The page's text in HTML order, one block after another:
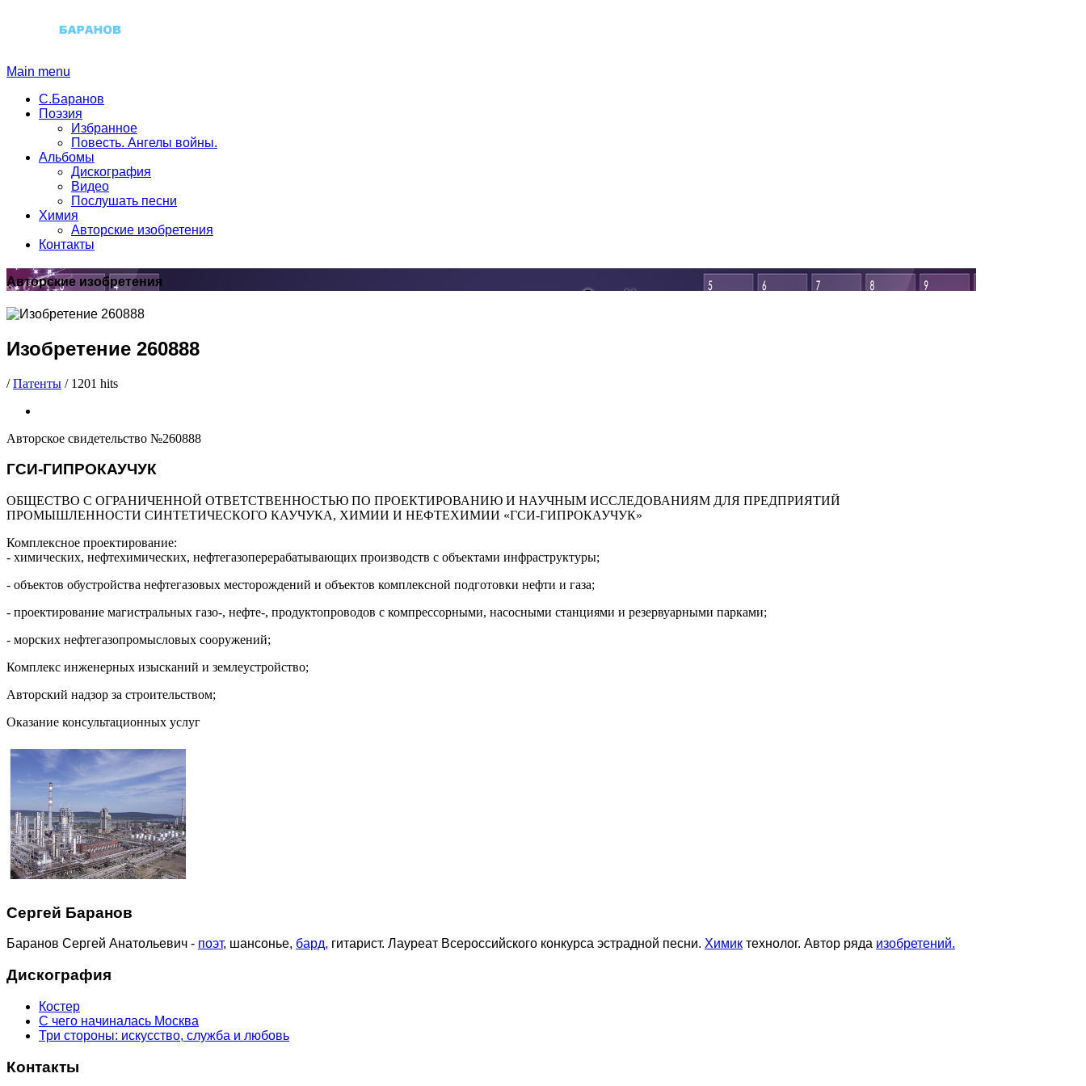
Main menu
С.Баранов
Поэзия
Избранное
Повесть. Ангелы войны.
Альбомы
Дискография
Видео
Послушать песни
Химия
Авторские изобретения
Контакты
Авторские изобретения
Изобретение 260888
/ Патенты /1201 hits
Авторское свидетельство №260888
ГСИ-ГИПРОКАУЧУК
ОБЩЕСТВО С ОГРАНИЧЕННОЙ ОТВЕТСТВЕННОСТЬЮ ПО ПРОЕКТИРОВАНИЮ И НАУЧНЫМ ИССЛЕДОВАНИЯМ ДЛЯ ПРЕДПРИЯТИЙ
ПРОМЫШЛЕННОСТИ СИНТЕТИЧЕСКОГО КАУЧУКА, ХИМИИ И НЕФТЕХИМИИ «ГСИ-ГИПРОКАУЧУК»
Комплексное проектирование:
- химических, нефтехимических, нефтегазоперерабатывающих производств с объектами инфраструктуры;
- объектов обустройства нефтегазовых месторождений и объектов комплексной подготовки нефти и газа;
- проектирование магистральных газо-, нефте-, продуктопроводов с компрессорными, насосными станциями и резервуарными парками;
- морских нефтегазопромысловых сооружений;
Комплекс инженерных изысканий и землеустройство;
Авторский надзор за строительством;
Оказание консультационных услуг
Сергей Баранов
Баранов Сергей Анатольевич - поэт, шансонье, бард, гитарист. Лауреат Всероссийского конкурса эстрадной песни. Химик технолог. Автор ряда изобретений.
Дискография
Костер
С чего начиналась Москва
Три стороны: искусство, служба и любовь
Контакты